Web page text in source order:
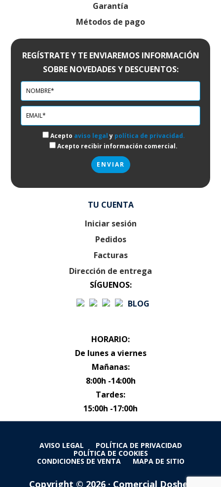
Garantía
Métodos de pago
REGÍSTRATE Y TE ENVIAREMOS INFORMACIÓN
SOBRE NOVEDADES Y DESCUENTOS:
Acepto aviso legaly política de privacidad.
Acepto recibir información comercial.
TU CUENTA
Iniciar sesión
Pedidos
Facturas
Dirección de entrega
SÍGUENOS:
BLOG
HORARIO:
De lunes a viernes
Mañanas:
8:00h -14:00h
Tardes:
15:00h -17:00h
AVISO LEGAL
POLÍTICA DE PRIVACIDAD
POLÍTICA DE COOKIES
CONDICIONES DE VENTA
MAPA DE SITIO
Copyright © 2026 · Comercial Dosher